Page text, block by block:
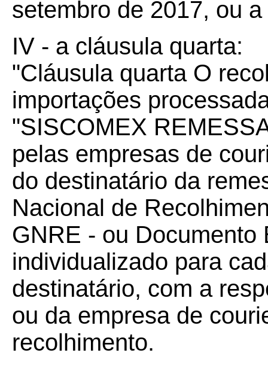
setembro de 2017, ou
IV - a cláusula quarta:
"Cláusula quarta O
importações
"SISCOMEX
pelas empresas de
do destinatário da
Nacional de
GNRE - ou Documento
individualizado para
destinatário, com a
ou da empresa de
recolhimento.